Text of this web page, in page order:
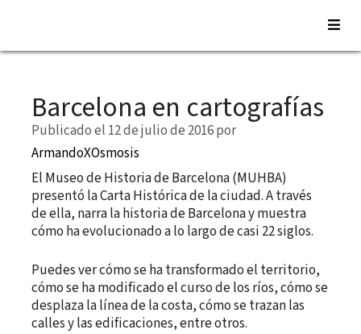
Saltar
contenidoBarcelona en cartografías
Publicado el 12 de julio de 2016por
ArmandoXOsmosis
El Museo de Historia de Barcelona (MUHBA)
presentó la Carta Histórica de la ciudad. A través
de ella, narra la historia de Barcelona y muestra
cómo ha evolucionado a lo largo de casi 22 siglos.
Puedes ver cómo se ha transformado el territorio,
cómo se ha modificado el curso de los ríos, cómo se
desplaza la línea de la costa, cómo se trazan las
calles y las edificaciones, entre otros.